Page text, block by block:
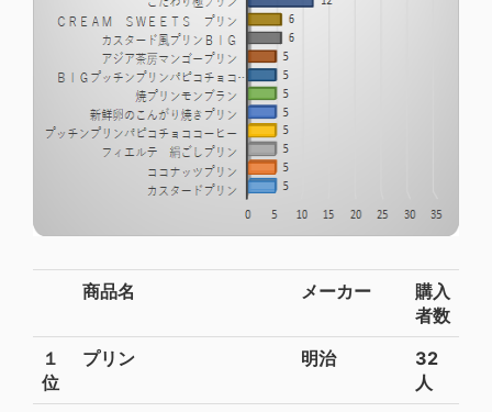
商品名 メーカー
購入
者数
１
位
プリン 明治
32
人